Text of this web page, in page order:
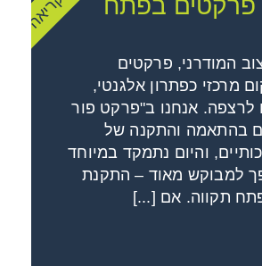
בפתח
המודרני, פרקטים
מרכזי כפתרון אלגנטי,
לרצפה. אנחנו ב"פרקט פור
בהתאמה והתקנה של
והיום נתמקד במיוחד
למבוקש מאוד – התקנת
תקווה. אם [...]